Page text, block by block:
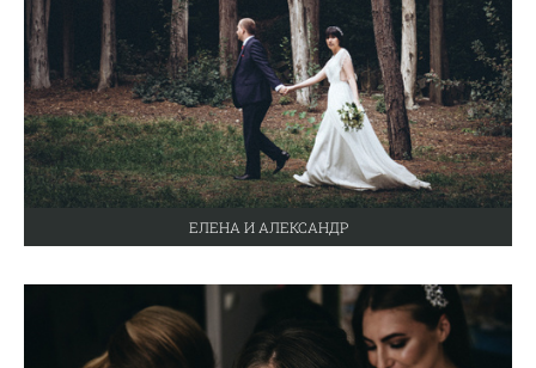
ЕЛЕНА И АЛЕКСАНДР